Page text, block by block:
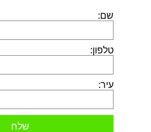
שם:
טלפון:
עיר:
שלח